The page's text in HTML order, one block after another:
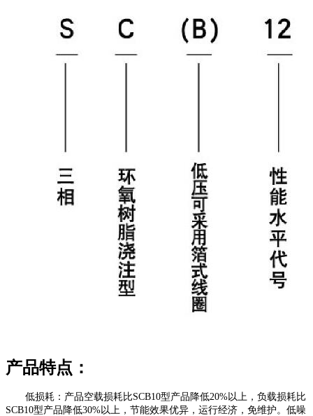
产品特点：
低损耗：产品空载损耗比SCB10型产品降低20%以上，负载损耗比
SCB10型产品降低30%以上，节能效果优异，运行经济，免维护。低噪